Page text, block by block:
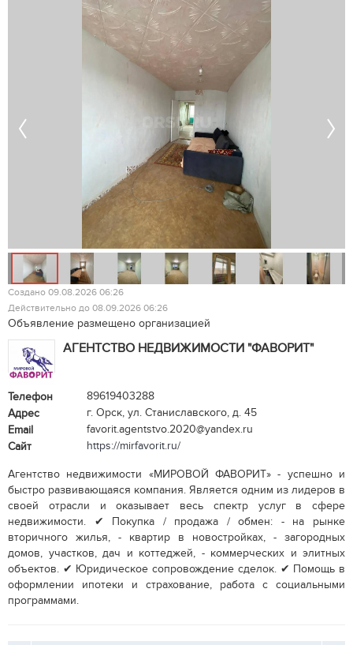
Создано 09.08.2026 06:26
Действительно до 08.09.2026 06:26
Объявление размещено организацией
АГЕНТСТВО НЕДВИЖИМОСТИ "ФАВОРИТ"
Телефон
89619403288
Адрес
г. Орск, ул. Станиславского, д. 45
Email
favorit.agentstvo.2020@yandex.ru
Сайт
https://mirfavorit.ru/
Агентство недвижимости «МИРОВОЙ ФАВОРИТ» - успешно и
быстро развивающаяся компания. Является одним из лидеров в
своей отрасли и оказывает весь спектр услуг в сфере
недвижимости. ✔ Покупка / продажа / обмен: - на рынке
вторичного жилья, - квартир в новостройках, - загородных
домов, участков, дач и коттеджей, - коммерческих и элитных
объектов. ✔ Юридическое сопровождение сделок. ✔ Помощь в
оформлении ипотеки и страхование, работа с социальными
программами.